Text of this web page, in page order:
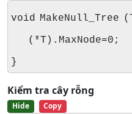
void MakeNull_Tree
(*T).MaxNode=0;
}
Kiểm tra cây rỗng
Hide Copy